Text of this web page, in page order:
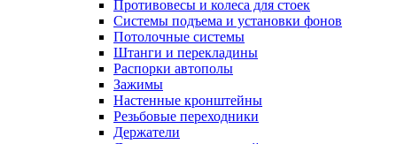
Противовесы и колеса для стоек
Системы подъема и установки фонов
Потолочные системы
Штанги и перекладины
Распорки автополы
Зажимы
Настенные кронштейны
Резьбовые переходники
Держатели